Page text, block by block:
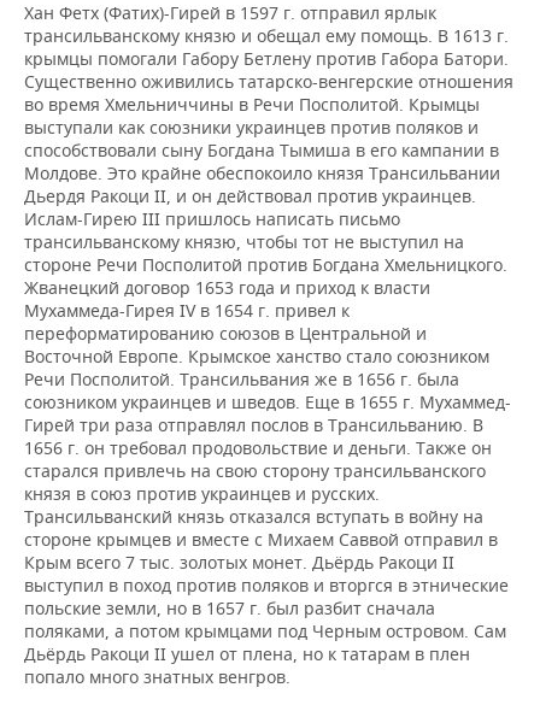
Хан Фетх (Фатих)-Гирей в 1597 г. отправил ярлык
трансильванскому князю и обещал ему помощь. В 1613 г.
крымцы помогали Габору Бетлену против Габора Батори.
Существенно оживились татарско-венгерские отношения
во время Хмельниччины в Речи Посполитой. Крымцы
выступали как союзники украинцев против поляков и
способствовали сыну Богдана Тымиша в его кампании в
Молдове. Это крайне обеспокоило князя Трансильвании
Дьердя Ракоци ІІ, и он действовал против украинцев.
Ислам-Гирею ІІІ пришлось написать письмо
трансильванскому князю, чтобы тот не выступил на
стороне Речи Посполитой против Богдана Хмельницкого.
Жванецкий договор 1653 года и приход к власти
Мухаммеда-Гирея IV в 1654 г. привел к
переформатированию союзов в Центральной и
Восточной Европе. Крымское ханство стало союзником
Речи Посполитой. Трансильвания же в 1656 г. была
союзником украинцев и шведов. Еще в 1655 г. Мухаммед-
Гирей три раза отправлял послов в Трансильванию. В
1656 г. он требовал продовольствие и деньги. Также он
старался привлечь на свою сторону трансильванского
князя в союз против украинцев и русских.
Трансильванский князь отказался вступать в войну на
стороне крымцев и вместе с Михаем Саввой отправил в
Крым всего 7 тыс. золотых монет. Дьёрдь Ракоци ІІ
выступил в поход против поляков и вторгся в этнические
польские земли, но в 1657 г. был разбит сначала
поляками, а потом крымцами под Черным островом. Сам
Дьёрдь Ракоци ІІ ушел от плена, но к татарам в плен
попало много знатных венгров.